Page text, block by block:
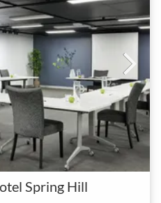
Spring Hill